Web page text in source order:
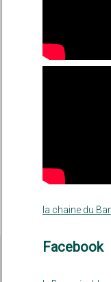
la chaine du
Facebook